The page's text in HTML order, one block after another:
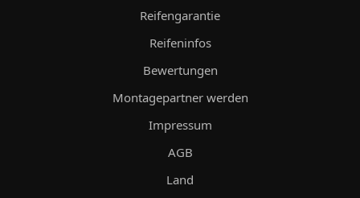
Reifengarantie
Reifeninfos
Bewertungen
Montagepartner werden
Impressum
AGB
Land